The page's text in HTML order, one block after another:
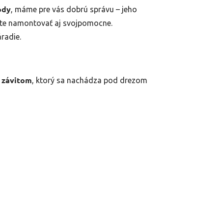
, máme pre vás dobrú správu – jeho
namontovať aj svojpomocne.
, ktorý sa nachádza pod drezom